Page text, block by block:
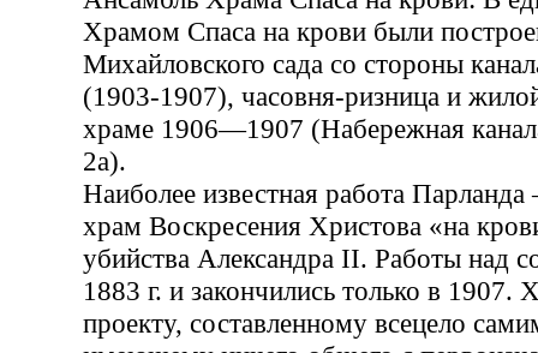
Храмом Спаса на крови были
Михайловского сада со стороны
(1903-1907), часовня-ризница и
храме 1906—1907 (Набережная
2а).
Наиболее известная работа
храм Воскресения Христова «на
убийства Александра II. Работы над
1883 г. и закончились только в 1907.
проекту, составленному всецело